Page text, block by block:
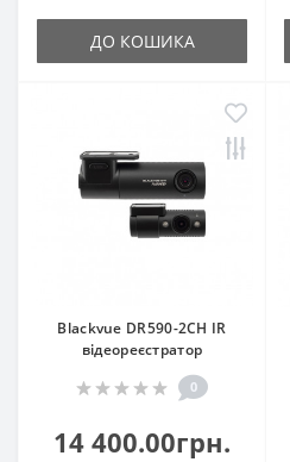
ДО КОШИКА
Blackvue DR590-2CH IR
відеореєстратор
0
14 400.00грн.